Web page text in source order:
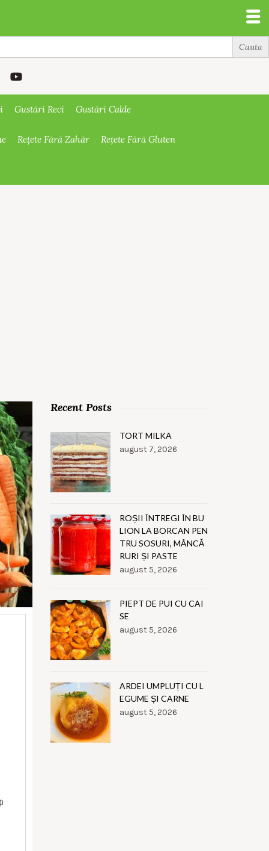
Gustări Reci Gustări Calde
Rețete Fără Zahăr Rețete Fără Gluten
Recent Posts
TORT MILKA
august 7, 2026
ROȘII ÎNTREGI ÎN BU
LION LA BORCAN PEN
TRU SOSURI, MÂNCĂ
RURI ȘI PASTE
august 5, 2026
PIEPT DE PUI CU CAI
SE
august 5, 2026
ARDEI UMPLUȚI CU L
EGUME ȘI CARNE
august 5, 2026